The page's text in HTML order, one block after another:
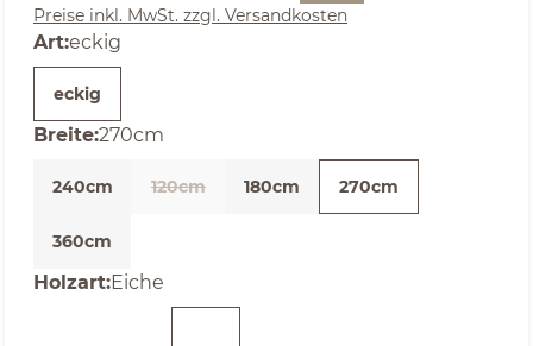
Preise inkl. MwSt. zzgl. Versandkosten
Artauswählen
:eckig
eckig
Breiteauswählen
:270cm
240cm 120cm 180cm 270cm
360cm
Holzartauswählen
:Eiche